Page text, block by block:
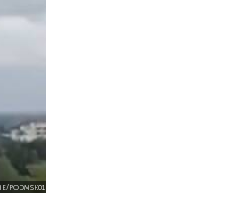
PODMSK01